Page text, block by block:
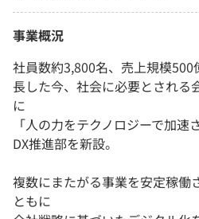
事業概況
社員数約3,800名、売上規模
長した今、社会に必要とされる
に
「人の力をテクノロジーで加
DX推進部を新設。
複数にまたがる事業を安定稼働
ともに